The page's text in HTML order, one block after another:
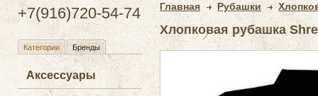
+7(916)720-54-74
Категории Бренды
Аксессуары
Главная Рубашки
Хлопковая рубашка